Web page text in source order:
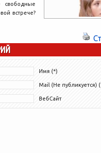
свободные
встрече?
Имя (*)
Mail (Не публикуется)
ВебСайт